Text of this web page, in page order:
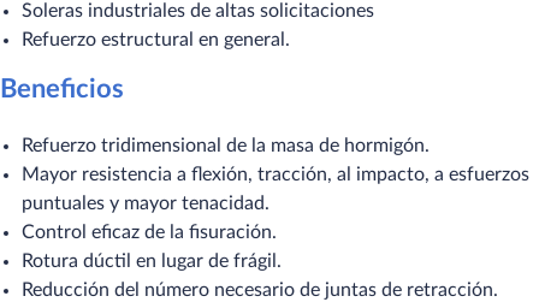
Soleras industriales de altas solicitaciones
Refuerzo estructural en general.
Beneficios
Refuerzo tridimensional de la masa de hormigón.
Mayor resistencia a flexión, tracción, al impacto, a esfuerzos
puntuales y mayor tenacidad.
Control eficaz de la fisuración.
Rotura dúctil en lugar de frágil.
Reducción del número necesario de juntas de retracción.